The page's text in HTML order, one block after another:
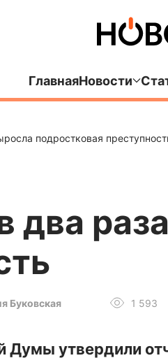
ГлавнаяНовости
подростковая
два
Буковская 1 593
Думы утвердили